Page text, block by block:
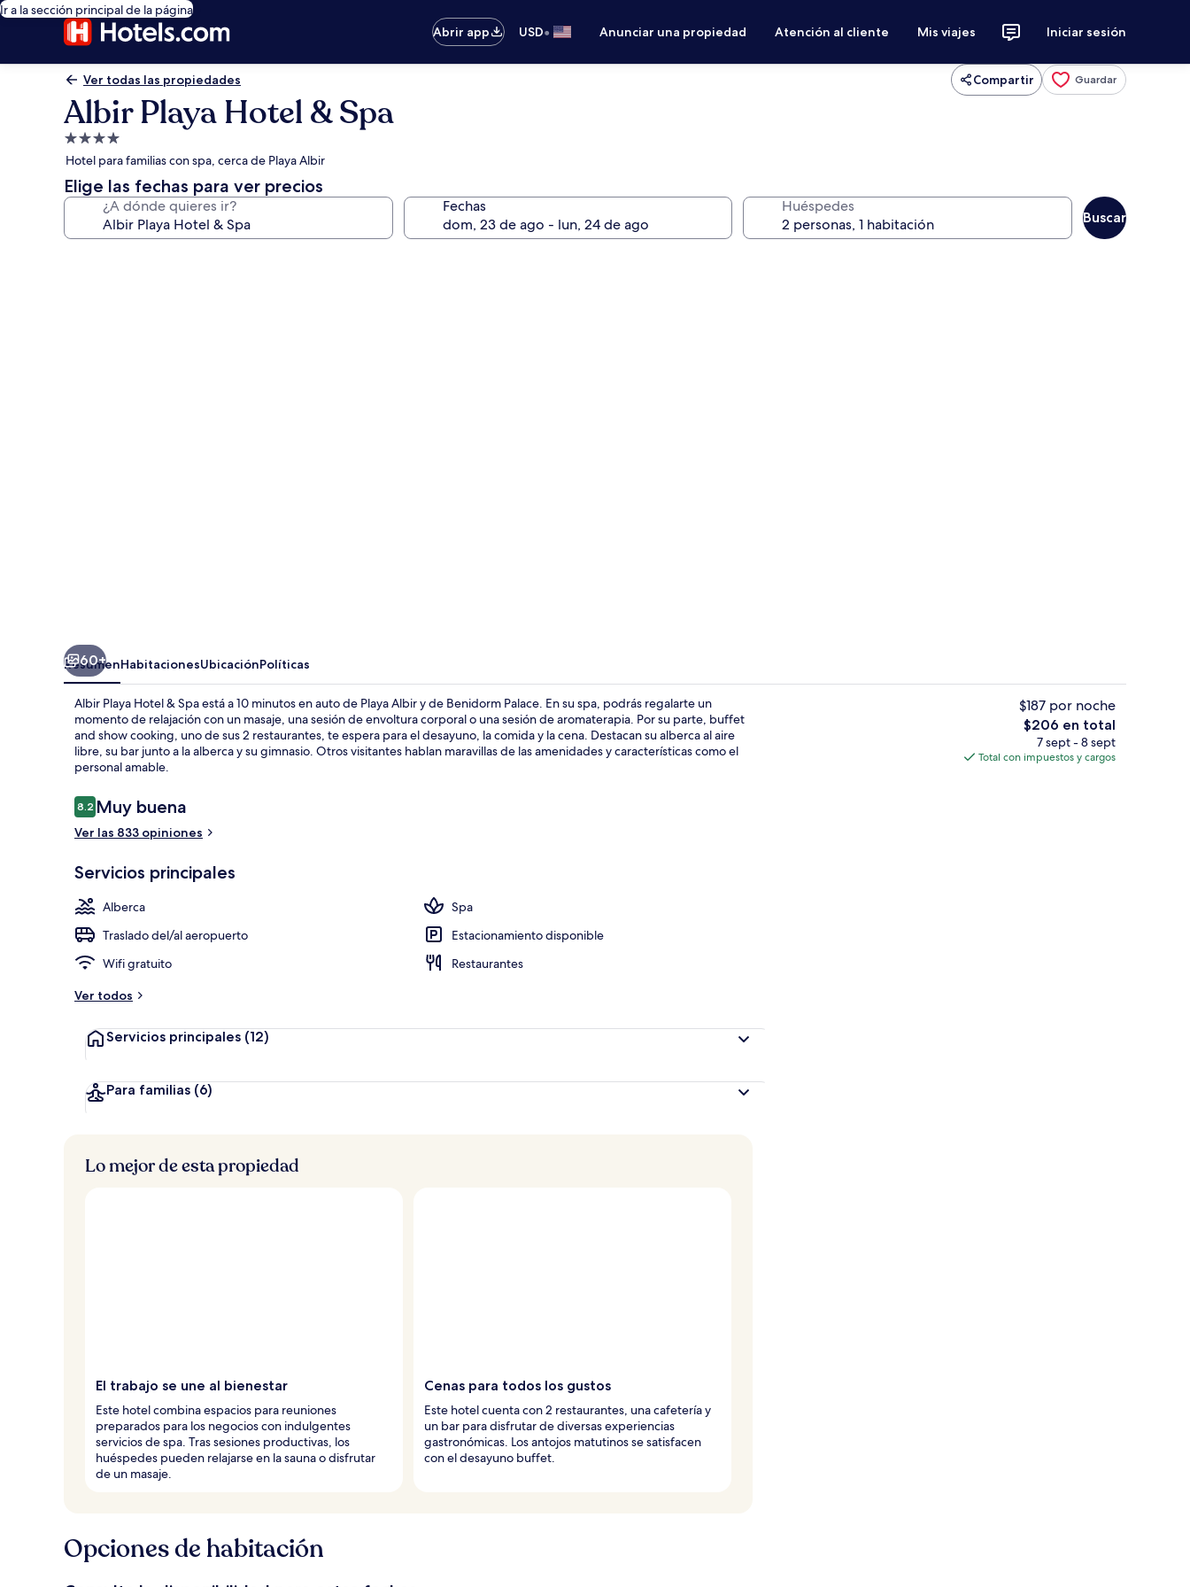
Ir a la sección principal de la página
Abrir app
USD• Anunciar una propiedad Atención al cliente Mis viajes Iniciar sesión
Ver todas las propiedades Compartir Guardar
Albir Playa Hotel & Spa
Propiedad
de
4.0
estrellas
Hotel para familias con spa, cerca de Playa Albir
Elige las fechas para ver precios
¿A dónde quieres ir? Fechas Huéspedes
Buscar
Bar junto a la alberca Recepción
60+
ResumenHabitacionesUbicaciónPolíticas
Albir Playa Hotel & Spa está a 10 minutos en auto de Playa Albir y de Benidorm Palace. En su spa, podrás regalarte un
momento de relajación con un masaje, una sesión de envoltura corporal o una sesión de aromaterapia. Por su parte, buffet
and show cooking, uno de sus 2 restaurantes, te espera para el desayuno, la comida y la cena. Destacan su alberca al aire
libre, su bar junto a la alberca y su gimnasio. Otros visitantes hablan maravillas de las amenidades y características como el
personal amable.
Opiniones
8.28.2 de 10,
Muy buena
Ver las 833 opiniones
Servicios principales
Alberca
Spa
Traslado del/al aeropuerto
Estacionamiento disponible
Wifi gratuito
Restaurantes
Ver todos
Servicios principales (12)
Para familias (6)
$187 por noche
El
precio
total
$206 en total
7 sept - 8 sept
Total con impuestos y cargos
Lo mejor de esta propiedad
El trabajo se une al bienestar
Este hotel combina espacios para reuniones
preparados para los negocios con indulgentes
servicios de spa. Tras sesiones productivas, los
huéspedes pueden relajarse en la sauna o disfrutar
de un masaje.
Cenas para todos los gustos
Este hotel cuenta con 2 restaurantes, una cafetería y
un bar para disfrutar de diversas experiencias
gastronómicas. Los antojos matutinos se satisfacen
con el desayuno buffet.
Opciones de habitación